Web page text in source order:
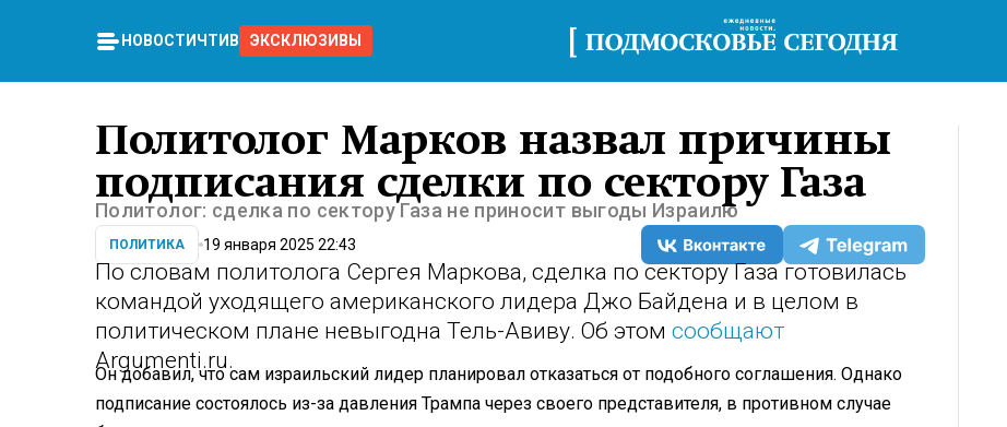
НОВОСТИ ЧТИВО ЭКСКЛЮЗИВЫ
Политолог Марков назвал причины
подписания сделки по сектору Газа
Политолог: сделка по сектору Газа не приносит выгоды Израилю
ПОЛИТИКА 19 января 2025 22:43
По словам политолога Сергея Маркова, сделка по сектору Газа готовилась
командой уходящего американского лидера Джо Байдена и в целом в
политическом плане невыгодна Тель-Авиву. Об этом сообщают
Argumenti.ru.
Он добавил, что сам израильский лидер планировал отказаться от подобного соглашения. Однако
подписание состоялось из-за давления Трампа через своего представителя, в противном случае